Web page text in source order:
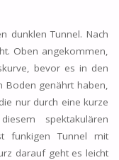
dunklen Tunnel. Nach
Oben angekommen,
bevor es in den
Boden genährt haben,
nur durch eine kurze
spektakulären
funkigen Tunnel mit
darauf geht es leicht